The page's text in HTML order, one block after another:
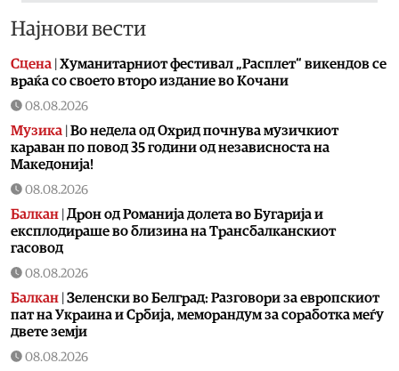
Најнови вести
Сцена Хуманитарниот фестивал „Расплет“ викендов се
враќа со своето второ издание во Кочани
08.08.2026
Музика Во недела од Охрид почнува музичкиот
караван по повод 35 години од независноста на
Македонија!
08.08.2026
Балкан Дрон од Романија долета во Бугарија и
експлодираше во близина на Трансбалканскиот
гасовод
08.08.2026
Балкан Зеленски во Белград: Разговори за европскиот
пат на Украина и Србија, меморандум за соработка меѓу
двете земји
08.08.2026